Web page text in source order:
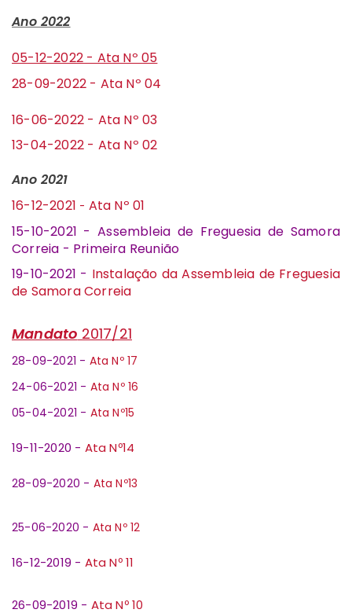
Ano 2022
05-12-2022 - Ata Nº 05
28-09-2022 - Ata Nº 04
16-06-2022 - Ata Nº 03
13-04-2022 - Ata Nº 02
Ano 2021
16-12-2021 - Ata Nº 01
15-10-2021 - Assembleia de Freguesia de Samora
Correia - Primeira Reunião
19-10-2021 - Instalação da Assembleia de Freguesia
de Samora Correia
Mandato 2017/21
28-09-2021 - Ata Nº 17
24-06-2021 - Ata Nº 16
05-04-2021 - Ata Nº15
19-11-2020 - Ata Nº14
28-09-2020 - Ata Nº13
25-06-2020 - Ata Nº 12
16-12-2019 - Ata Nº 11
26-09-2019 - Ata Nº 10